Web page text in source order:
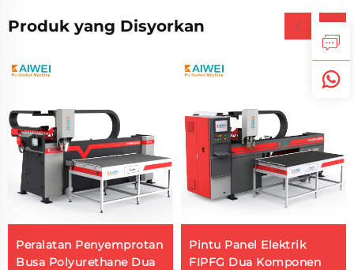
Produk yang Disyorkan
Peralatan Penyemprotan
Busa Polyurethane Dua
Pintu Panel Elektrik
FIPFG Dua Komponen